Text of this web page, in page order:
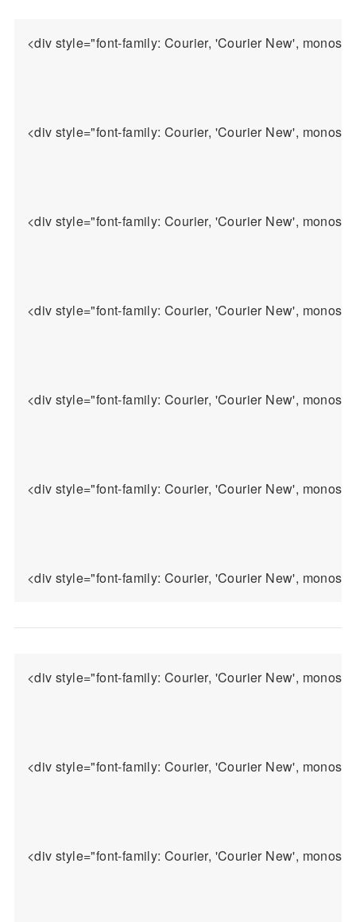
<div style="font-family: Courier, 'Courier New',
<div style="font-family: Courier, 'Courier New',
<div style="font-family: Courier, 'Courier New',
<div style="font-family: Courier, 'Courier New',
<div style="font-family: Courier, 'Courier New',
<div style="font-family: Courier, 'Courier New',
<div style="font-family: Courier, 'Courier New',
<div style="font-family: Courier, 'Courier New',
<div style="font-family: Courier, 'Courier New',